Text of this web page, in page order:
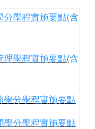
分學程實施要點(含
理學程實施要點(含
學分學程實施要點
學分學程實施要點